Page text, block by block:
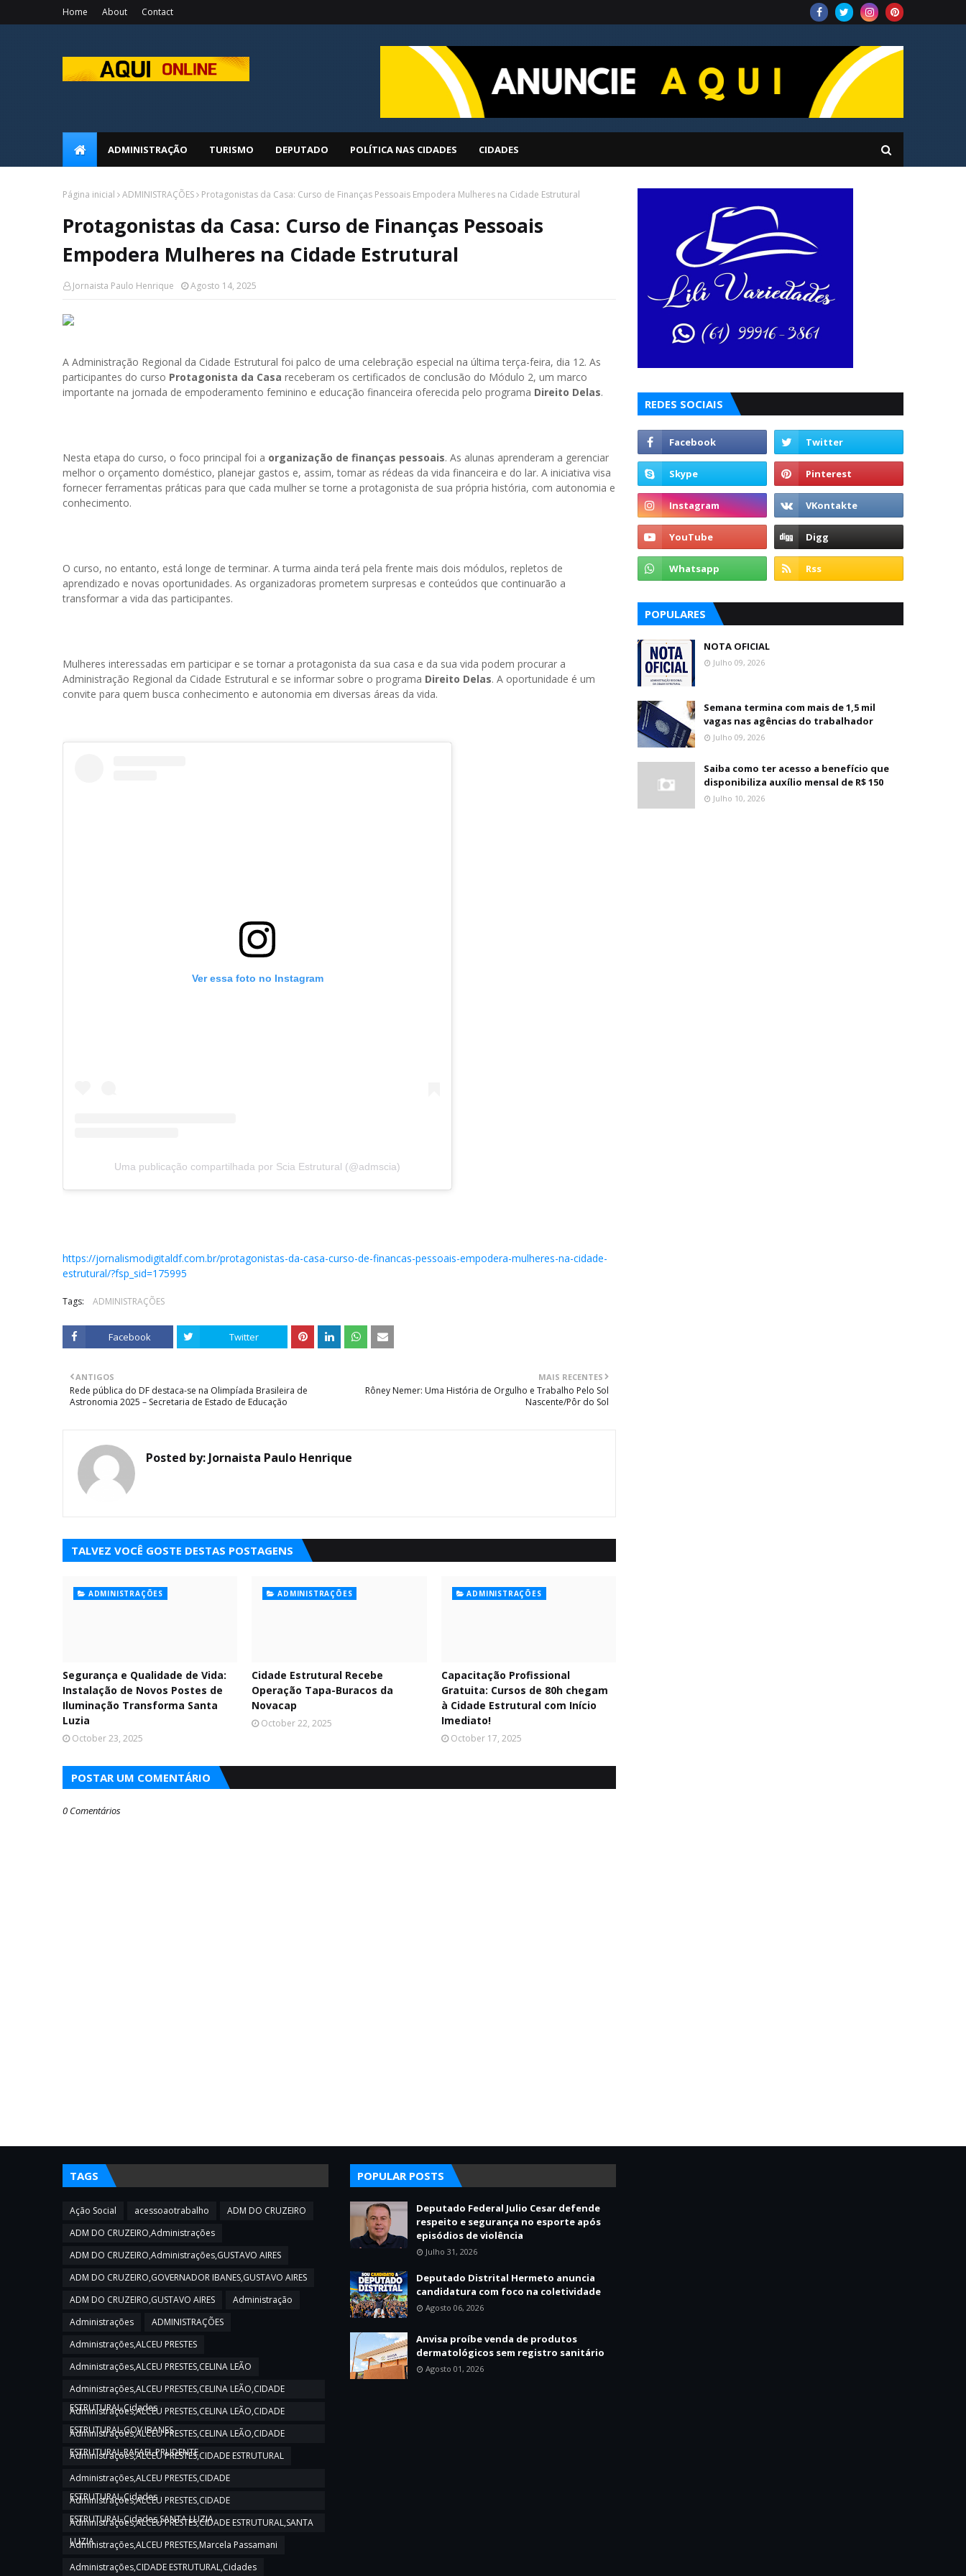
Home About Contact
ADMINISTRAÇÃO TURISMO DEPUTADO POLÍTICA NAS CIDADES CIDADES
Página inicial ADMINISTRAÇÕES Protagonistas da Casa: Curso de Finanças Pessoais Empodera Mulheres na Cidade Estrutural
Protagonistas da Casa: Curso de Finanças Pessoais
Empodera Mulheres na Cidade Estrutural
Jornaista Paulo Henrique Agosto 14, 2025
A Administração Regional da Cidade Estrutural foi palco de uma celebração especial na última terça-feira, dia 12. As
participantes do curso Protagonista da Casa receberam os certificados de conclusão do Módulo 2, um marco
importante na jornada de empoderamento feminino e educação financeira oferecida pelo programa Direito Delas.
Nesta etapa do curso, o foco principal foi a organização de finanças pessoais. As alunas aprenderam a gerenciar
melhor o orçamento doméstico, planejar gastos e, assim, tomar as rédeas da vida financeira e do lar. A iniciativa visa
fornecer ferramentas práticas para que cada mulher se torne a protagonista de sua própria história, com autonomia e
conhecimento.
O curso, no entanto, está longe de terminar. A turma ainda terá pela frente mais dois módulos, repletos de
aprendizado e novas oportunidades. As organizadoras prometem surpresas e conteúdos que continuarão a
transformar a vida das participantes.
Mulheres interessadas em participar e se tornar a protagonista da sua casa e da sua vida podem procurar a
Administração Regional da Cidade Estrutural e se informar sobre o programa Direito Delas. A oportunidade é um
convite para quem busca conhecimento e autonomia em diversas áreas da vida.
Ver essa foto no Instagram
Uma publicação compartilhada por Scia Estrutural (@admscia)
https://jornalismodigitaldf.com.br/protagonistas-da-casa-curso-de-financas-pessoais-empodera-mulheres-na-cidade-
estrutural/?fsp_sid=175995
Tags: ADMINISTRAÇÕES
Facebook Twitter
MAIS RECENTES
Rôney Nemer: Uma História de Orgulho e Trabalho Pelo Sol
Nascente/Pôr do Sol
ANTIGOS
Rede pública do DF destaca-se na Olimpíada Brasileira de
Astronomia 2025 – Secretaria de Estado de Educação
Posted by: Jornaista Paulo Henrique
TALVEZ VOCÊ GOSTE DESTAS POSTAGENS
ADMINISTRAÇÕES
Segurança e Qualidade de Vida:
Instalação de Novos Postes de
Iluminação Transforma Santa
Luzia
October 23, 2025
ADMINISTRAÇÕES
Cidade Estrutural Recebe
Operação Tapa-Buracos da
Novacap
October 22, 2025
ADMINISTRAÇÕES
Capacitação Profissional
Gratuita: Cursos de 80h chegam
à Cidade Estrutural com Início
Imediato!
October 17, 2025
POSTAR UM COMENTÁRIO
0 Comentários
REDES SOCIAIS
POPULARES
NOTA OFICIAL
Julho 09, 2026
Semana termina com mais de 1,5 mil
vagas nas agências do trabalhador
Julho 09, 2026
Saiba como ter acesso a benefício que
disponibiliza auxílio mensal de R$ 150
Julho 10, 2026
TAGS
Ação Social acessoaotrabalho
ADM DO CRUZEIRO
ADM DO CRUZEIRO,Administrações
ADM DO CRUZEIRO,Administrações,GUSTAVO AIRES
ADM DO CRUZEIRO,GOVERNADOR IBANES,GUSTAVO AIRES
ADM DO CRUZEIRO,GUSTAVO AIRES
Administração
Administrações
ADMINISTRAÇÕES
Administrações,ALCEU PRESTES
Administrações,ALCEU PRESTES,CELINA LEÃO
Administrações,ALCEU PRESTES,CELINA LEÃO,CIDADE
ESTRUTURAL,Cidades
Administrações,ALCEU PRESTES,CELINA LEÃO,CIDADE
ESTRUTURAL,GOV IBANES
Administrações,ALCEU PRESTES,CELINA LEÃO,CIDADE
ESTRUTURAL,RAFAEL PRUDENTE
Administrações,ALCEU PRESTES,CIDADE ESTRUTURAL
Administrações,ALCEU PRESTES,CIDADE
ESTRUTURAL,Cidades
Administrações,ALCEU PRESTES,CIDADE
ESTRUTURAL,Cidades,SANTA LUZIA
Administrações,ALCEU PRESTES,CIDADE ESTRUTURAL,SANTA
LUZIA
Administrações,ALCEU PRESTES,Marcela Passamani
Administrações,CIDADE ESTRUTURAL,Cidades
POPULAR POSTS
Deputado Federal Julio Cesar defende
respeito e segurança no esporte após
episódios de violência
Julho 31, 2026
Deputado Distrital Hermeto anuncia
candidatura com foco na coletividade
Agosto 06, 2026
Anvisa proíbe venda de produtos
dermatológicos sem registro sanitário
Agosto 01, 2026